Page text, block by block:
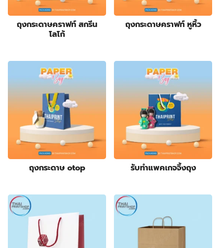
ถุงกระดาษคราฟท์ สกรีน
โลโก้
ถุงกระดาษคราฟท์ หูหิ้ว
ถุงกระดาษ otop รับทําแพคเกจจิ้งถุง